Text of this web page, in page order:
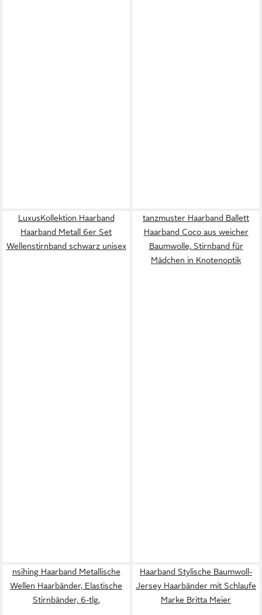
LuxusKollektion Haarband
Haarband Metall 6er Set
Wellenstirnband schwarz unisex
tanzmuster Haarband Ballett
Haarband Coco aus weicher
Baumwolle, Stirnband für
Mädchen in Knotenoptik
nsihing Haarband Metallische
Wellen Haarbänder, Elastische
Stirnbänder, 6-tlg.
Haarband Stylische Baumwoll-
Jersey Haarbänder mit Schlaufe
Marke Britta Meier